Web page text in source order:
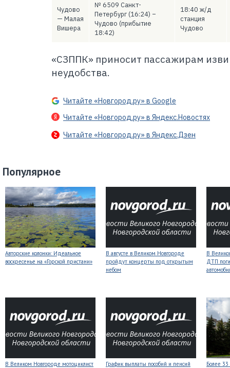
Чудово
— Малая
Вишера
№ 6509 Санкт-
Петербург (16:24) –
Чудово (прибытие
18:42)
18:40 ж/д
станция
Чудово
«СЗППК» приносит пассажирам
неудобства.
Читайте «Новгород.ру» в Google
Читайте «Новгород.ру» в Яндекс.Новостях
Читайте «Новгород.ру» в Яндекс.Дзен
Популярное
Авторские колонки: Идеальное
воскресенье на «Горской пристани»
В августе в Великом Новгороде
пройдут концерты под открытым
небом
В
ДТП
В Великом Новгороде мотоциклист
График выплаты пособий и пенсий
Более 33